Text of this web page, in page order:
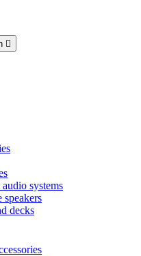

systems
speakers
decks